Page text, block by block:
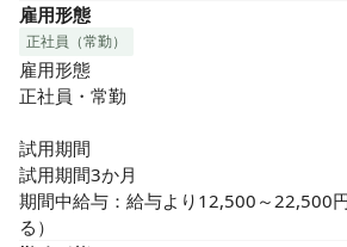
雇用形態
正社員（常勤）
雇用形態
正社員・常勤
試用期間
試用期間3か月
期間中給与：給与より12,500～22,500
る）